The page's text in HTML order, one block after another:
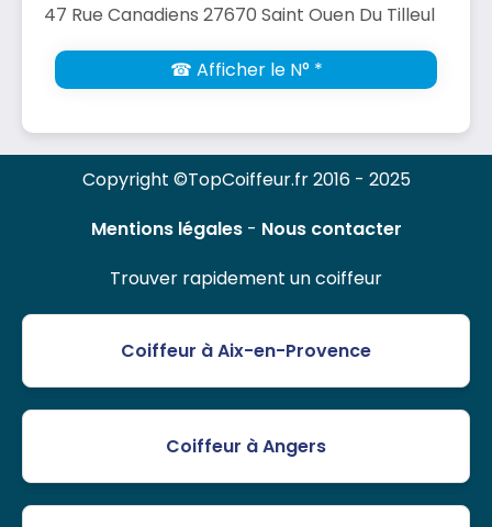
47 Rue Canadiens 27670 Saint Ouen Du Tilleul
☎ Afficher le N° *
Copyright ©TopCoiffeur.fr 2016 - 2025
Mentions légales- Nous contacter
Trouver rapidement un coiffeur
Coiffeur à Aix-en-Provence
Coiffeur à Angers